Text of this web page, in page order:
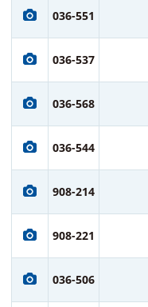
036-551
036-537
036-568
036-544
908-214
908-221
036-506